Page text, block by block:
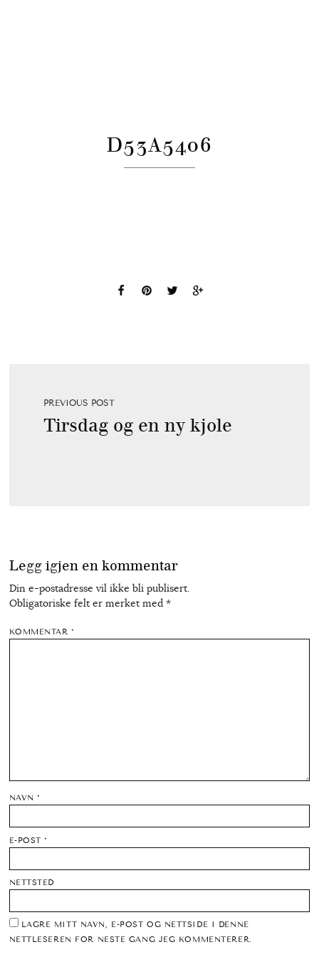
D53A5406
PREVIOUS POST
Tirsdag og en ny kjole
Legg igjen en kommentar
Din e-postadresse vil ikke bli publisert.
Obligatoriske felt er merket med *
KOMMENTAR*
NAVN*
E-POST*
NETTSTED
LAGRE MITT NAVN, E-POST OG NETTSIDE I DENNE
NETTLESEREN FOR NESTE GANG JEG KOMMENTERER.